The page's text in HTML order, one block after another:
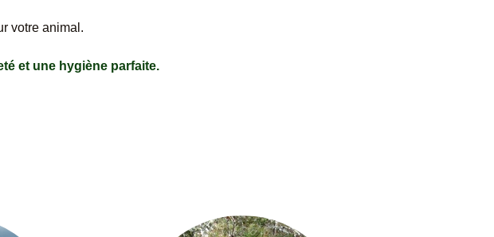
votre animal.
et une hygiène parfaite.